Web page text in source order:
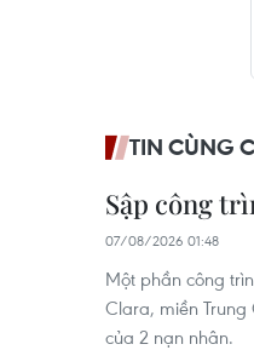
TIN CÙNG
Sập công
07/08/2026 01:48
Một phần công
Clara, miền
của 2 nạn nhân.